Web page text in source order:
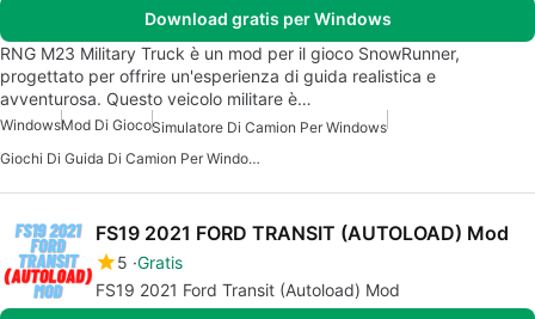
Download gratis per Windows
RNG M23 Military Truck è un mod per il gioco SnowRunner,
progettato per offrire un'esperienza di guida realistica e
avventurosa. Questo veicolo militare è…
WindowsMod Di GiocoSimulatore Di Camion Per Windows
Giochi Di Guida Di Camion Per Windows
FS19 2021 FORD TRANSIT (AUTOLOAD) Mod
5 Gratis
FS19 2021 Ford Transit (Autoload) Mod